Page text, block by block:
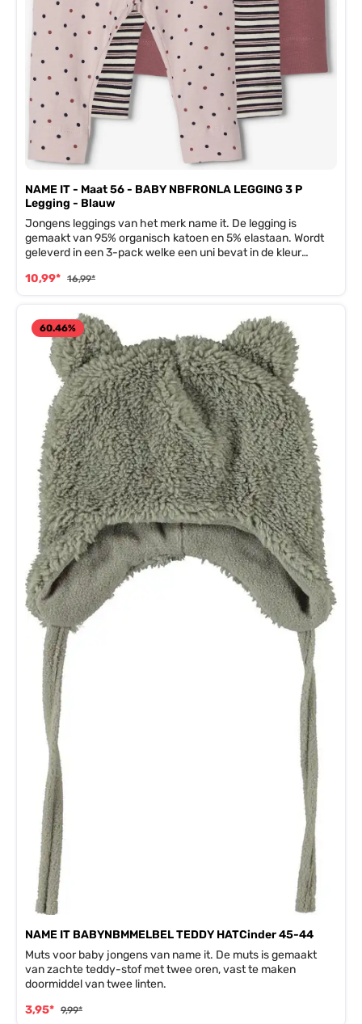
NAME IT - Maat 56 - BABY NBFRONLA LEGGING 3 P
Legging - Blauw
Jongens leggings van het merk name it. De legging is
gemaakt van 95% organisch katoen en 5% elastaan. Wordt
geleverd in een 3-pack welke een uni bevat in de kleur
legging met een gestipte all over print.
10,99* 16,99*
60.46%
NAME IT BABYNBMMELBEL TEDDY HATCinder 45-44
Muts voor baby jongens van name it. De muts is gemaakt
van zachte teddy-stof met twee oren, vast te maken
doormiddel van twee linten.
3,95* 9,99*